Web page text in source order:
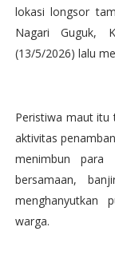
lokasi longsor
Nagari Guguk,
(13/5/2026) lalu
Peristiwa maut itu
aktivitas
menimbun
bersamaan,
menghanyutkan
warga.